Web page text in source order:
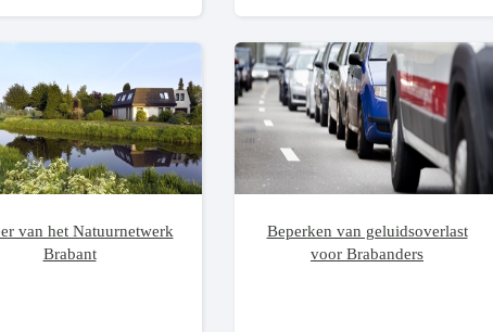
van het Natuurnetwerk
Brabant
Beperken van geluidsoverlast
voor Brabanders